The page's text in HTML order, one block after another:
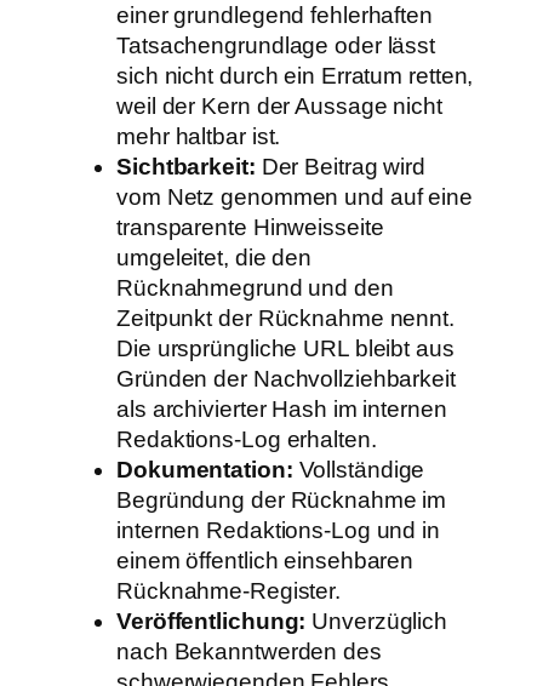
einer grundlegend fehlerhaften
Tatsachengrundlage oder lässt
sich nicht durch ein Erratum retten,
weil der Kern der Aussage nicht
mehr haltbar ist.
Sichtbarkeit: Der Beitrag wird
vom Netz genommen und auf eine
transparente Hinweisseite
umgeleitet, die den
Rücknahmegrund und den
Zeitpunkt der Rücknahme nennt.
Die ursprüngliche URL bleibt aus
Gründen der Nachvollziehbarkeit
als archivierter Hash im internen
Redaktions-Log erhalten.
Dokumentation: Vollständige
Begründung der Rücknahme im
internen Redaktions-Log und in
einem öffentlich einsehbaren
Rücknahme-Register.
Veröffentlichung: Unverzüglich
nach Bekanntwerden des